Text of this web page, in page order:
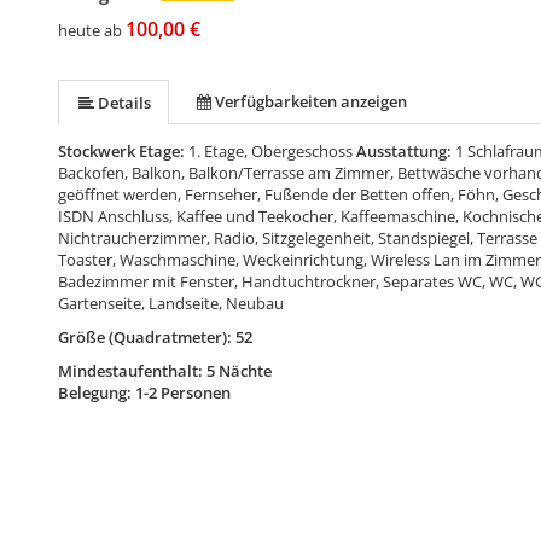
heute ab 100,00 €
Details Verfügbarkeiten anzeigen
Stockwerk Etage: 1. Etage, ObergeschossAusstattung: 1
Backofen, Balkon, Balkon/Terrasse am Zimmer, Bettwäsche
geöffnet werden, Fernseher, Fußende der Betten offen, Föhn,
ISDN Anschluss, Kaffee und Teekocher, Kaffeemaschine,
Nichtraucherzimmer, Radio, Sitzgelegenheit, Standspiegel,
Toaster, Waschmaschine, Weckeinrichtung, Wireless Lan im
Badezimmer mit Fenster, Handtuchtrockner, Separates WC, WC,
Gartenseite, Landseite, Neubau
Größe (Quadratmeter): 52
Mindestaufenthalt: 5 Nächte
Belegung: 1-2 Personen